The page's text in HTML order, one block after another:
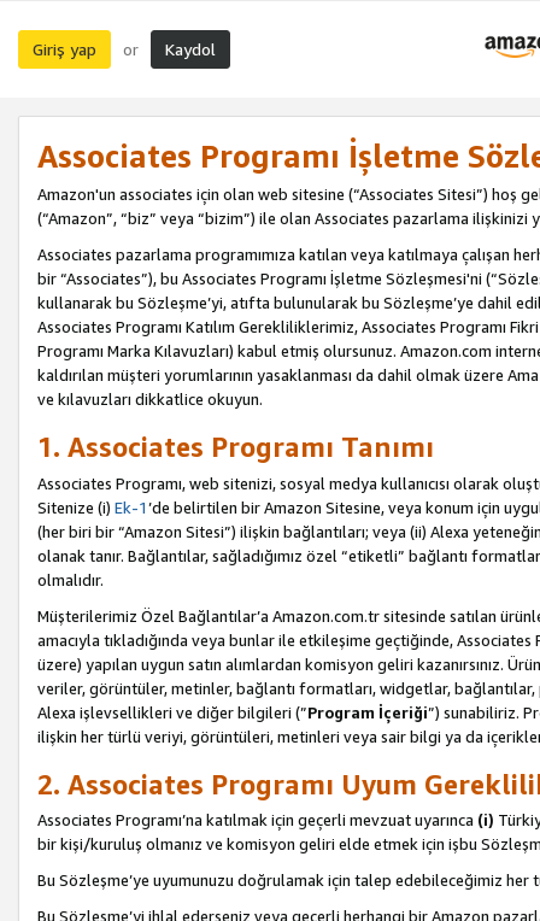
Giriş yap or Kaydol
Associates Programı İşletme
Amazon'un associates için olan web sitesine (“Associates Sitesi”) hoş
(“Amazon”, “biz” veya “bizim”) ile olan Associates pazarlama ilişkinizi
Associates pazarlama programımıza katılan veya katılmaya çalışan
bir “Associates”), bu Associates Programı İşletme Sözleşmesi'ni
kullanarak bu Sözleşme’yi, atıfta bulunularak bu Sözleşme’ye dahil
Associates Programı Katılım Gerekliliklerimiz, Associates Programı
Programı Marka Kılavuzları) kabul etmiş olursunuz. Amazon.com
kaldırılan müşteri yorumlarının yasaklanması da dahil olmak üzere
ve kılavuzları dikkatlice okuyun.
1. Associates Programı Tanımı
Associates Programı, web sitenizi, sosyal medya kullanıcısı olarak
Sitenize (i) Ek-1’de belirtilen bir Amazon Sitesine, veya konum için
(her biri bir “Amazon Sitesi”) ilişkin bağlantıları; veya (ii) Alexa
olanak tanır. Bağlantılar, sağladığımız özel “etiketli” bağlantı
olmalıdır.
Müşterilerimiz Özel Bağlantılar’a Amazon.com.tr sitesinde satılan
amacıyla tıkladığında veya bunlar ile etkileşime geçtiğinde,
üzere) yapılan uygun satın alımlardan komisyon geliri kazanırsınız.
veriler, görüntüler, metinler, bağlantı formatları, widgetlar,
Alexa işlevsellikleri ve diğer bilgileri (”Program İçeriği”) sunabiliriz.
ilişkin her türlü veriyi, görüntüleri, metinleri veya sair bilgi ya da içerikleri
2. Associates Programı Uyum
Associates Programı’na katılmak için geçerli mevzuat uyarınca (i)
bir kişi/kuruluş olmanız ve komisyon geliri elde etmek için işbu
Bu Sözleşme’ye uyumunuzu doğrulamak için talep edebileceğimiz
Bu Sözleşme’yi ihlal ederseniz veya geçerli herhangi bir Amazon